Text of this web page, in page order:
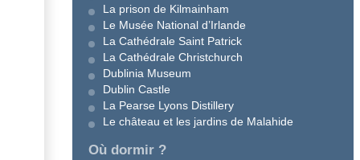
La prison de Kilmainham
Le Musée National d’Irlande
La Cathédrale Saint Patrick
La Cathédrale Christchurch
Dublinia Museum
Dublin Castle
La Pearse Lyons Distillery
Le château et les jardins de Malahide
Où dormir ?